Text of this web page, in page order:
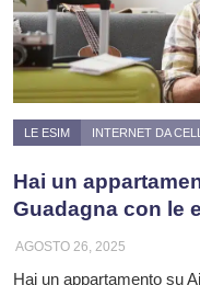
LE ESIM INTERNET DA
Hai un
Guadagna con le
AGOSTO 26, 2025
Hai un appartamento su